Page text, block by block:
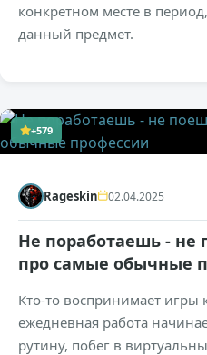
конкретном месте в
данный предмет.
+579
Rageskin 02.04.2025
Не поработаешь -
про самые обычные
Кто-то воспринимает игры
ежедневная работа
рутину, побег в